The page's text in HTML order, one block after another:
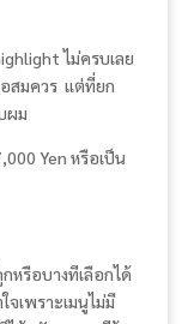
ไม่ครบเลย
สมควร แต่ที่ยก
ผม
Yen หรือเป็น
หรือบางทีเลือกได้
เพราะเมนูไม่มี